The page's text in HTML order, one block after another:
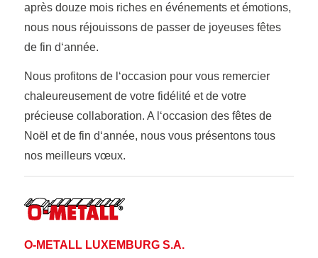
après douze mois riches en événements et émotions,
nous nous réjouissons de passer de joyeuses fêtes
de fin d‘année.
Nous profitons de l‘occasion pour vous remercier
chaleureusement de votre fidélité et de votre
précieuse collaboration. A l‘occasion des fêtes de
Noël et de fin d‘année, nous vous présentons tous
nos meilleurs vœux.
O-METALL LUXEMBURG S.A.